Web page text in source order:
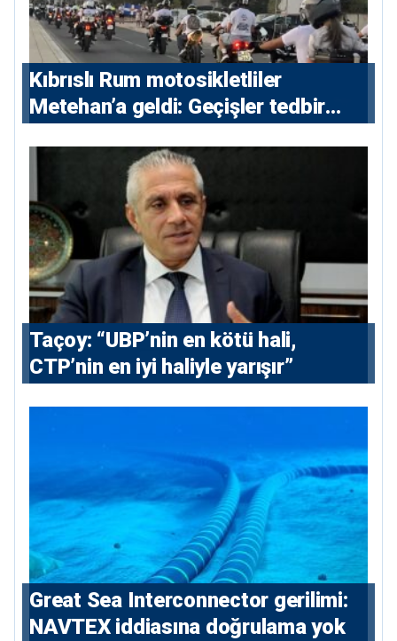
Kıbrıslı Rum motosikletliler
Metehan’a geldi: Geçişler tedbir
Taçoy: “UBP’nin en kötü hali,
CTP’nin en iyi haliyle yarışır”
Great Sea Interconnector gerilimi:
NAVTEX iddiasına doğrulama yok